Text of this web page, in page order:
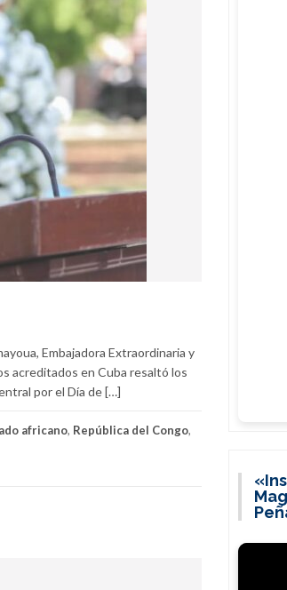
Embajadora Extraordinaria y
acreditados en Cuba resaltó los
por el Día de […]
africano, República del Congo,